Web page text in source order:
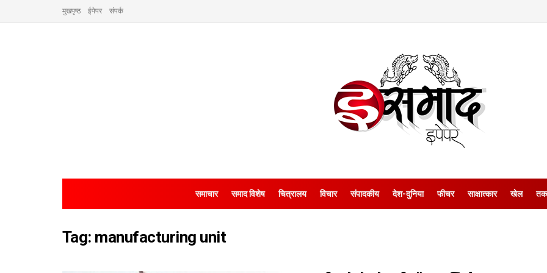
मुखपृष्ठ ईपेपर संपर्क
समाचार समाद विशेष चित्रालय विचार संपादकीय देश-दुनिया फीचर साक्षात्‍कार खेल
Tag: manufacturing unit